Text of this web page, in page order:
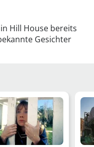
Hill House bereits
Gesichter